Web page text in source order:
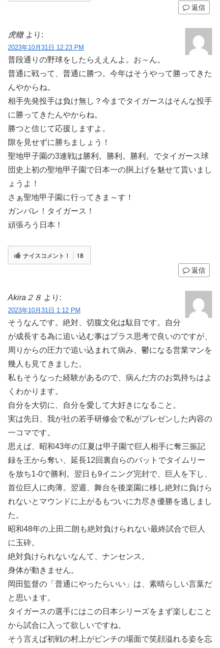
返信
虎轍 より:
2023年10月31日 12:23 PM
普段通りの野球をしたらええんよ。お～ん。
普通に戦って、普通に勝つ。今年はそうやって勝ってきた
んやからね。
相手先発投手は負け無し？今までタイガースはそんな投手
に勝ってきたんやからね。
勝つと信じて応援しますよ。
隙を見せずに勝ちましょう！
聖地甲子園の3連戦は勝利。勝利。勝利。でタイガース球
団史上初の聖地甲子園で日本一の胴上げを魅せて貰いまし
ょうよ！
さぁ聖地甲子園に行ってきま～す！
ガンバレ！タイガース！
頑張ろう日本！
ナイスコメント！ 18
返信
Akira２８ より:
2023年10月31日 1:12 PM
そうなんです。絶対、切腹文化は駄目です。自分
が成長する為に追い込む事はプラス思考で良いのですが、
周りからの圧力で追い込まれて病み、鬱になる営業マンを
幾人も見てきました。
私もそうなった経験があるので、病んだ方のお気持ちはよ
くわかります。
自分を大切に、自分を愛して大好きになること。
実は先日、我が社の若手研修会で私がプレゼンした内容の
一コマです。
思えば、昭和43年の江夏は甲子園で巨人相手に奪三振記
録を王から奪い、延長12回裏自らのバットでタイムリー
を放ち1-0で勝利。翌日も9イニング完封で、巨人を下し、
首位巨人に肉薄。翌週、舞台を後楽園に移し絶対に負けら
れないとマウンドに上がるもついに力尽き優勝を逃しまし
た。
昭和48年の上田二朗も絶対負けられない最終試合で巨人
に玉砕。
絶対負けられないなんて、ナンセンス。
身体が動きません。
岡田監督の「普通にやったらいい」は、素晴らしい言葉だ
と思います。
タイガースの選手にはこの日本シリーズをまず楽しむこと
から試合に入って欲しいですね。
そう言えば初戦の村上がピンチの場面で笑顔溢れる姿を忘